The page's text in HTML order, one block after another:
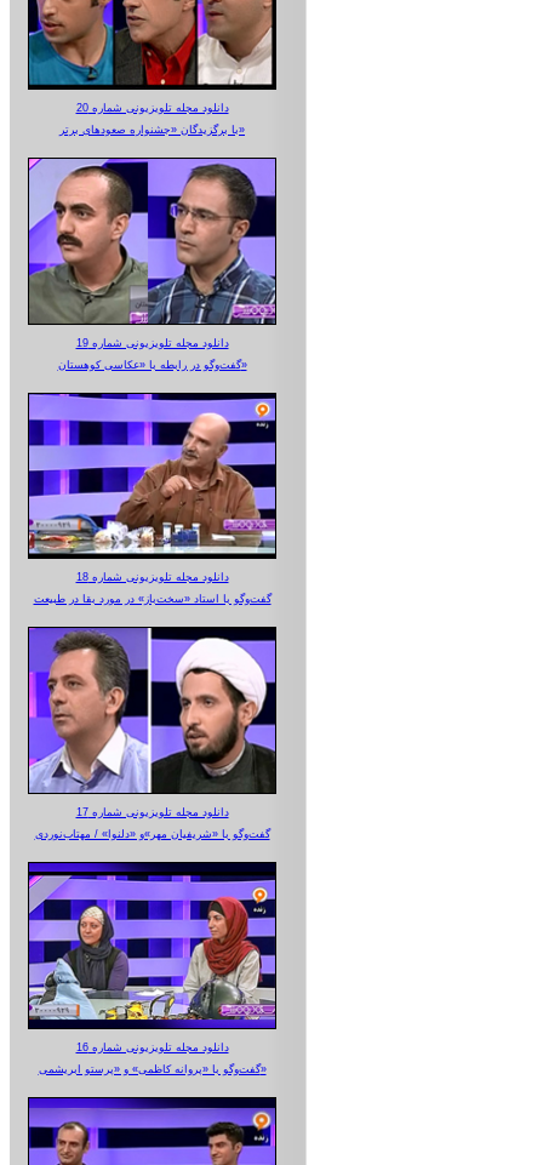
دانلود مجله تلویزیونی شماره 20
با برگزیدگان «جشنواره صعودهای برتر»
دانلود مجله تلویزیونی شماره 19
گفت‌وگو در رابطه با «عکاسی کوهستان»
دانلود مجله تلویزیونی شماره 18
گفت‌وگو با استاد «سخت‌باز» در مورد بقا در طبیعت
دانلود مجله تلویزیونی شماره 17
گفت‌وگو با «شریفیان مهر»‌و «دلنوا» / مهتاب‌نوردی
دانلود مجله تلویزیونی شماره 16
گفت‌وگو با «پروانه کاظمی» و «پرستو‌ ابریشمی»